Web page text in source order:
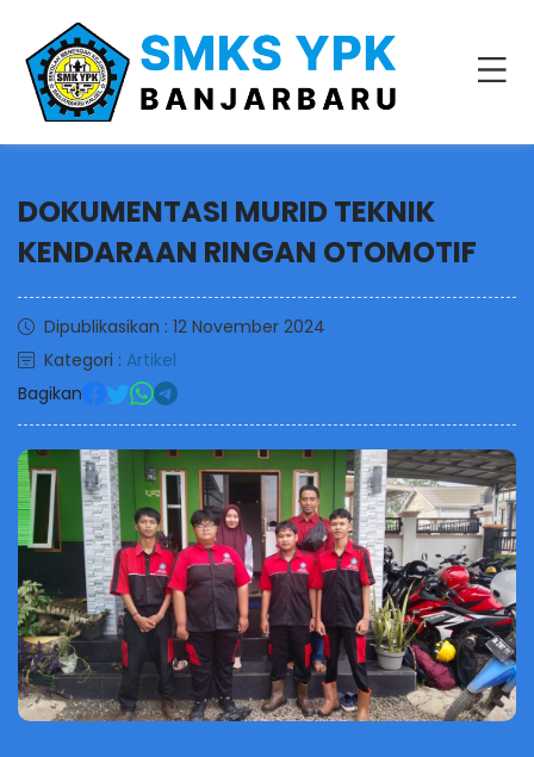
DOKUMENTASI MURID TEKNIK
KENDARAAN RINGAN OTOMOTIF
Dipublikasikan : 12 November 2024
Kategori : Artikel
Bagikan